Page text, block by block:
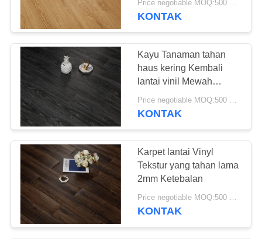
KONTAK
Kayu Tanaman tahan
haus kering Kembali
lantai vinil Mewah
papan vinil
KONTAK
Karpet lantai Vinyl
Tekstur yang tahan lama
2mm Ketebalan
Price negotiable MOQ:500 meter persegi
KONTAK